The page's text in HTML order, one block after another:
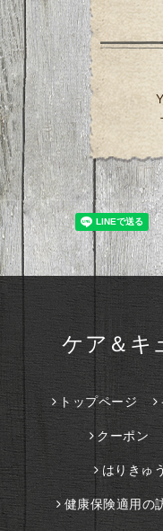
ケア＆キ
トップページ
クーポン
はりきゅ
健康保険適用の